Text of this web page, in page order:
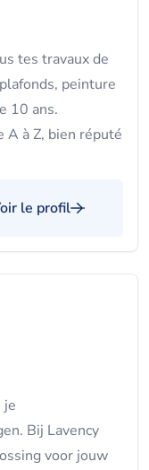
tes travaux de
peinture
10 ans.
A à Z, bien réputé
le profil
je
Bij Lavency
voor jouw